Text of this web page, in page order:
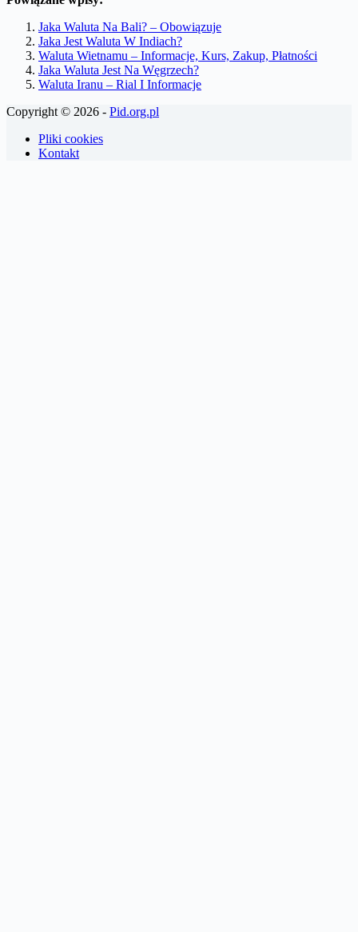
Jaka Waluta Na Bali? – Obowiązuje
Jaka Jest Waluta W Indiach?
Waluta Wietnamu – Informacje, Kurs, Zakup, Płatności
Jaka Waluta Jest Na Węgrzech?
Waluta Iranu – Rial I Informacje
Copyright © 2026 - Pid.org.pl
Pliki cookies
Kontakt